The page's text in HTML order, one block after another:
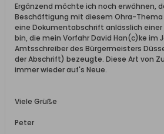
Ergänzend möchte ich noch erwähnen,
Beschäftigung mit diesem Ohra-Thema
eine Dokumentabschrift anlässlich
bin, die mein Vorfahr David Han(c)ke im
Amtsschreiber des Bürgermeisters
der Abschrift) bezeugte. Diese Art von
immer wieder auf's Neue.
Viele Grüße
Peter